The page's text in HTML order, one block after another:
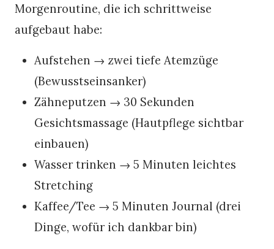
Morgenroutine, die ich schrittweise
aufgebaut habe:
Aufstehen → zwei tiefe Atemzüge
(Bewusstseinsanker)
Zähneputzen → 30 Sekunden
Gesichtsmassage (Hautpflege sichtbar
einbauen)
Wasser trinken → 5 Minuten leichtes
Stretching
Kaffee/Tee → 5 Minuten Journal (drei
Dinge, wofür ich dankbar bin)